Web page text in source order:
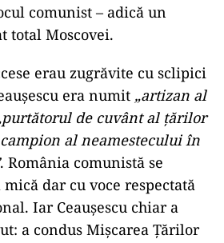
comunist – adică un
total Moscovei.
erau zugrăvite cu sclipici
era numit „artizan al
de cuvânt al țărilor
al neamestecului în
. România comunistă se
dar cu voce respectată
Iar Ceaușescu chiar a
a condus Mișcarea Țărilor